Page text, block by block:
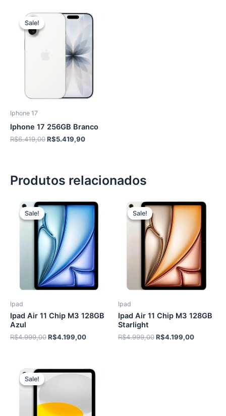
R$6.419,00.R$5.419,90.
Sale!
Sale!
Iphone 17
Iphone 17 256GB Branco
R$6.419,00O
R$5.419,90O
Produtos relacionados
Sale!
Sale!
Ipad
Ipad Air 11 Chip M3 128GB
Azul
R$4.999,00O
R$4.999,00.
R$4.199,00O
R$4.199,00.
Sale!
Sale!
Ipad
Ipad Air 11 Chip M3 128GB
Starlight
R$4.999,00O
R$4.199,00O
Sale!
Sale!